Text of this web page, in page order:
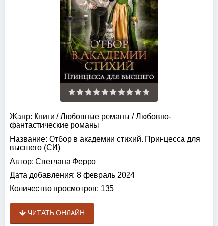
Жанр: Книги /Любовные романы /Любовно-
фантастические романы
Название: Отбор в академии стихий. Принцесса для
высшего (СИ)
Автор: Светлана Ферро
Дата добавления: 8 февраль 2024
Количество просмотров: 135
ЧИТАТЬ ОНЛАЙН